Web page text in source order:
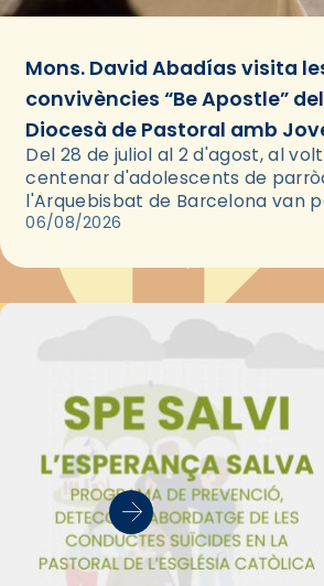
Mons. David Abadías visita
convivències “Be Apostle”
Diocesà de Pastoral amb
Del 28 de juliol al 2 d'agost, al
centenar d'adolescents de
l'Arquebisbat de Barcelona van
les convivències Be Apostle,
06/08/2026